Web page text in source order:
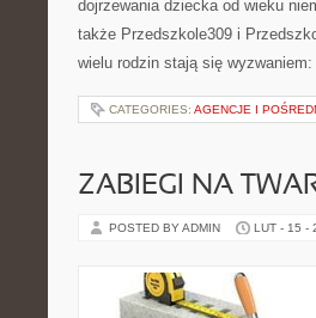
dojrzewania dziecka od wieku
także Przedszkole309 i
wielu rodzin stają się
CATEGORIES: AGENCJE I
ZABIEGI NA
POSTED BY ADMIN LUT - 15 -